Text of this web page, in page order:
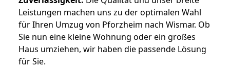
Leistungen machen uns zu der optimalen Wahl
für Ihren Umzug von Pforzheim nach Wismar. Ob
Sie nun eine kleine Wohnung oder ein großes
Haus umziehen, wir haben die passende Lösung
für Sie.